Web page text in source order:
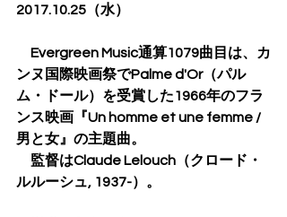
2017.10.25（水）
Evergreen Music通算1079曲目は、カ
ンヌ国際映画祭でPalme d'Or（パル
ム・ドール）を受賞した1966年のフラ
ンス映画『Un homme et une femme /
男と女』の主題曲。
監督はClaude Lelouch（クロード・
ルルーシュ, 1937-）。